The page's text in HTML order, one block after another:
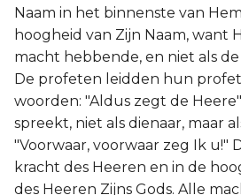
Naam in het binnenste van Hem
hoogheid van Zijn Naam, want
macht hebbende, en niet als
De profeten leidden hun
woorden: "Aldus zegt de
spreekt, niet als dienaar, maar
"Voorwaar, voorwaar zeg Ik u!"
kracht des Heeren en in de
des Heeren Zijns Gods. Alle